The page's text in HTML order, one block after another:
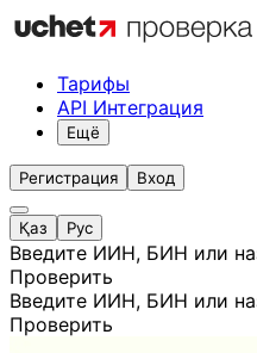
Тарифы
API Интеграция
Ещё
Регистрация Вход
Қаз Рус
Введите ИИН, БИН или
Проверить
Введите ИИН, БИН или
Проверить